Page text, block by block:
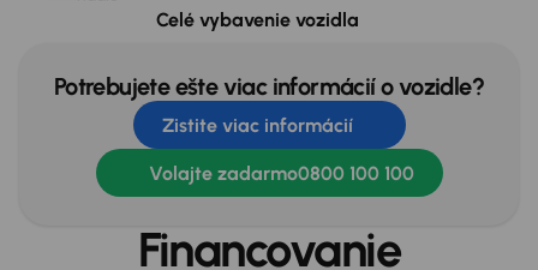
Tempomat
Tónované okná
Vyhrievané predné sedadlá
Celé vybavenie vozidla
Potrebujete ešte viac informácií o vozidle?
Zistite viac informácií
Volajte zadarmo0800 100 100
Financovanie